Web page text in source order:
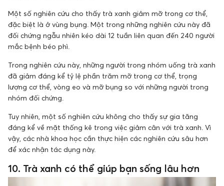
Một số nghiên cứu cho thấy trà xanh giảm mỡ trong cơ thể,
đặc biệt là ở vùng bụng. Một trong những nghiên cứu này đã
đối chứng ngẫu nhiên kéo dài 12 tuần liên quan đến 240 người
mắc bệnh béo phì.
Trong nghiên cứu này, những người trong nhóm uống trà xanh
đã giảm đáng kể tỷ lệ phần trăm mỡ trong cơ thể, trọng
lượng cơ thể, vòng eo và mỡ bụng so với những người trong
nhóm đối chứng.
Tuy nhiên, một số nghiên cứu không cho thấy sự gia tăng
đáng kể về mặt thống kê trong việc giảm cân với trà xanh. Vì
vậy, các nhà khoa học cần thực hiện các nghiên cứu sâu hơn
để xác nhận tác dụng này.
10. Trà xanh có thể giúp bạn sống lâu hơn